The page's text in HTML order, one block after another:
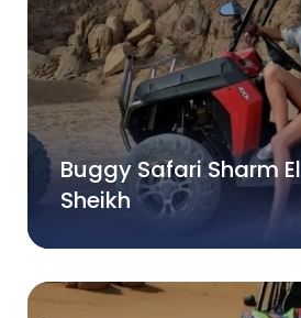
Buggy Safari Sharm El
Sheikh